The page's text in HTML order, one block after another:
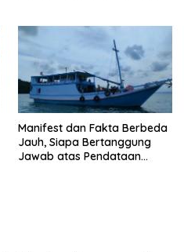
Manifest dan Fakta Berbeda
Jauh, Siapa Bertanggung
Jawab atas Pendataan